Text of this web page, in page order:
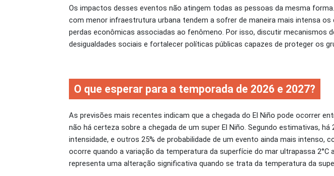
Os impactos desses eventos não atingem todas as pessoas da mesma
com menor infraestrutura urbana tendem a sofrer de maneira mais intensa
perdas econômicas associadas ao fenômeno. Por isso, discutir mecanismos
desigualdades sociais e fortalecer políticas públicas capazes de proteger os
O que esperar para a temporada de 2026 e 2027?
As previsões mais recentes indicam que a chegada do El Niño pode ocorrer
não há certeza sobre a chegada de um super El Niño. Segundo estimativas,
intensidade, e outros 25% de probabilidade de um evento ainda mais intenso,
ocorre quando a variação da temperatura da superfície do mar ultrapassa 2°C
representa uma alteração significativa quando se trata da temperatura da